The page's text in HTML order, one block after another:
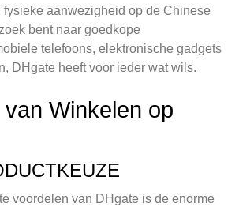
fysieke aanwezigheid op de Chinese
bent naar goedkope
telefoons, elektronische gadgets
DHgate heeft voor ieder wat wils.
Winkelen op
voordelen van DHgate is de enorme